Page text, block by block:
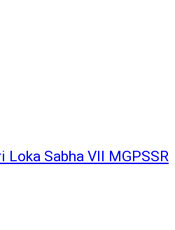
Loka Sabha VII MGPSSR